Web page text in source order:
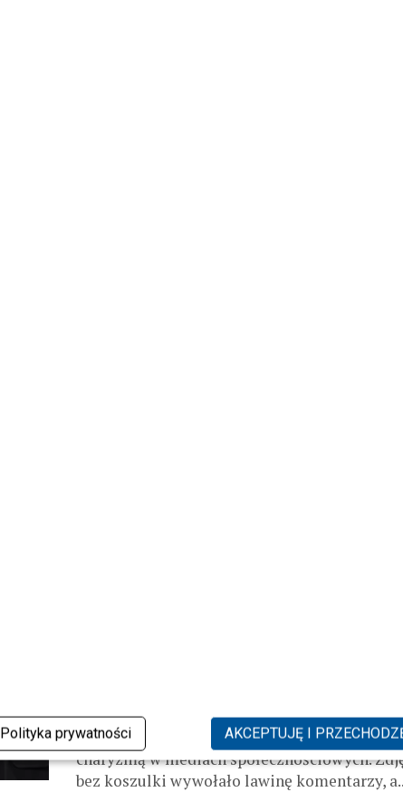
Polityka prywatności AKCEPTUJĘ I
Mikołaj Roznerski po raz kolejny udowodnił,
jego talent aktorski idzie w parze z ogromną
charyzmą w mediach społecznościowych.
bez koszulki wywołało lawinę komentarzy,